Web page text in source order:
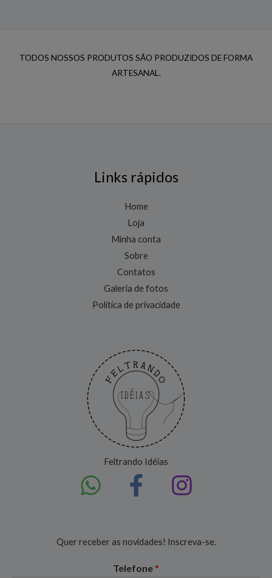
TODOS NOSSOS PRODUTOS SÃO PRODUZIDOS DE FORMA
ARTESANAL.
Links rápidos
Home
Loja
Minha conta
Sobre
Contatos
Galeria de fotos
Política de privacidade
Feltrando Idéias
Quer receber as novidades! Inscreva-se.
Telefone *